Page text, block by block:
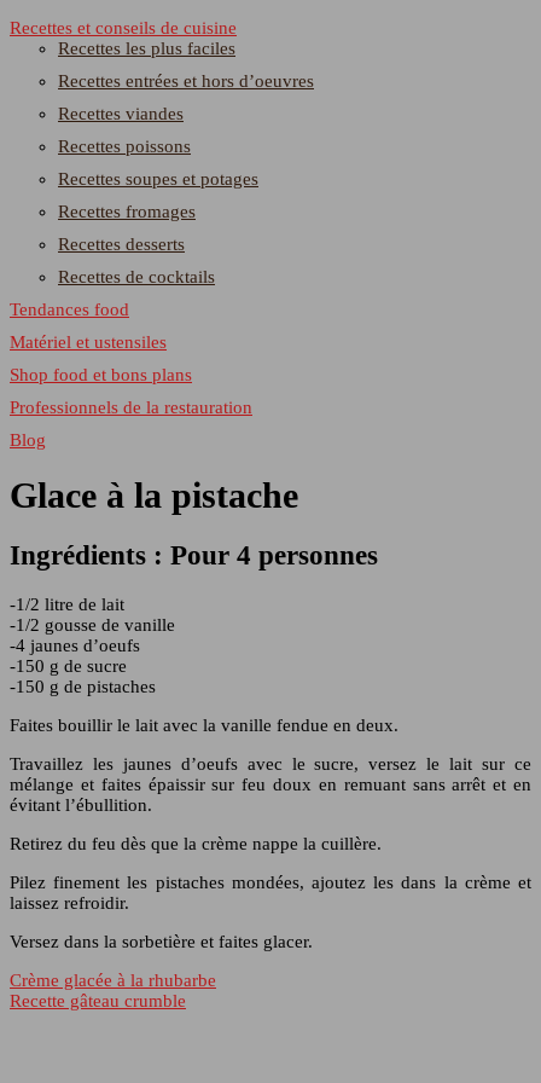
Recettes et conseils de cuisine
Recettes les plus faciles
Recettes entrées et hors d’oeuvres
Recettes viandes
Recettes poissons
Recettes soupes et potages
Recettes fromages
Recettes desserts
Recettes de cocktails
Tendances food
Matériel et ustensiles
Shop food et bons plans
Professionnels de la restauration
Blog
Glace à la pistache
Ingrédients : Pour 4 personnes
-1/2 litre de lait
-1/2 gousse de vanille
-4 jaunes d’oeufs
-150 g de sucre
-150 g de pistaches
Faites bouillir le lait avec la vanille fendue en deux.
Travaillez les jaunes d’oeufs avec le sucre, versez le lait sur ce
mélange et faites épaissir sur feu doux en remuant sans arrêt et en
évitant l’ébullition.
Retirez du feu dès que la crème nappe la cuillère.
Pilez finement les pistaches mondées, ajoutez les dans la crème et
laissez refroidir.
Versez dans la sorbetière et faites glacer.
Crème glacée à la rhubarbe
Recette gâteau crumble